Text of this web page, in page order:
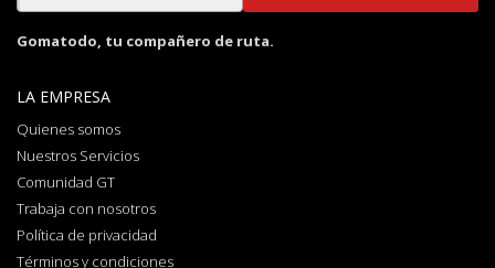
Gomatodo, tu compañero de ruta.
LA EMPRESA
Quienes somos
Nuestros Servicios
Comunidad GT
Trabaja con nosotros
Política de privacidad
Términos y condiciones